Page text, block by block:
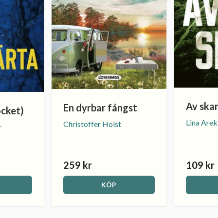
En dyrbar fångst
Christoffer Holst
259 kr
KÖP
Av
Lina
109 kr